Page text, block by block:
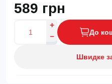
589 грн
До
Швидке